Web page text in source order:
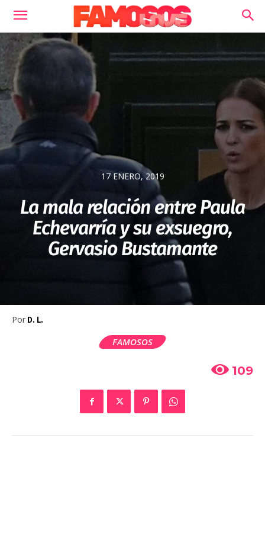
17 ENERO, 2019
La mala relación entre Paula
Echevarría y su exsuegro,
Gervasio Bustamante
Por D. L.
FAMOSOS
109